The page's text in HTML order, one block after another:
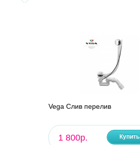
Vega Слив перелив
1 800р. Купить